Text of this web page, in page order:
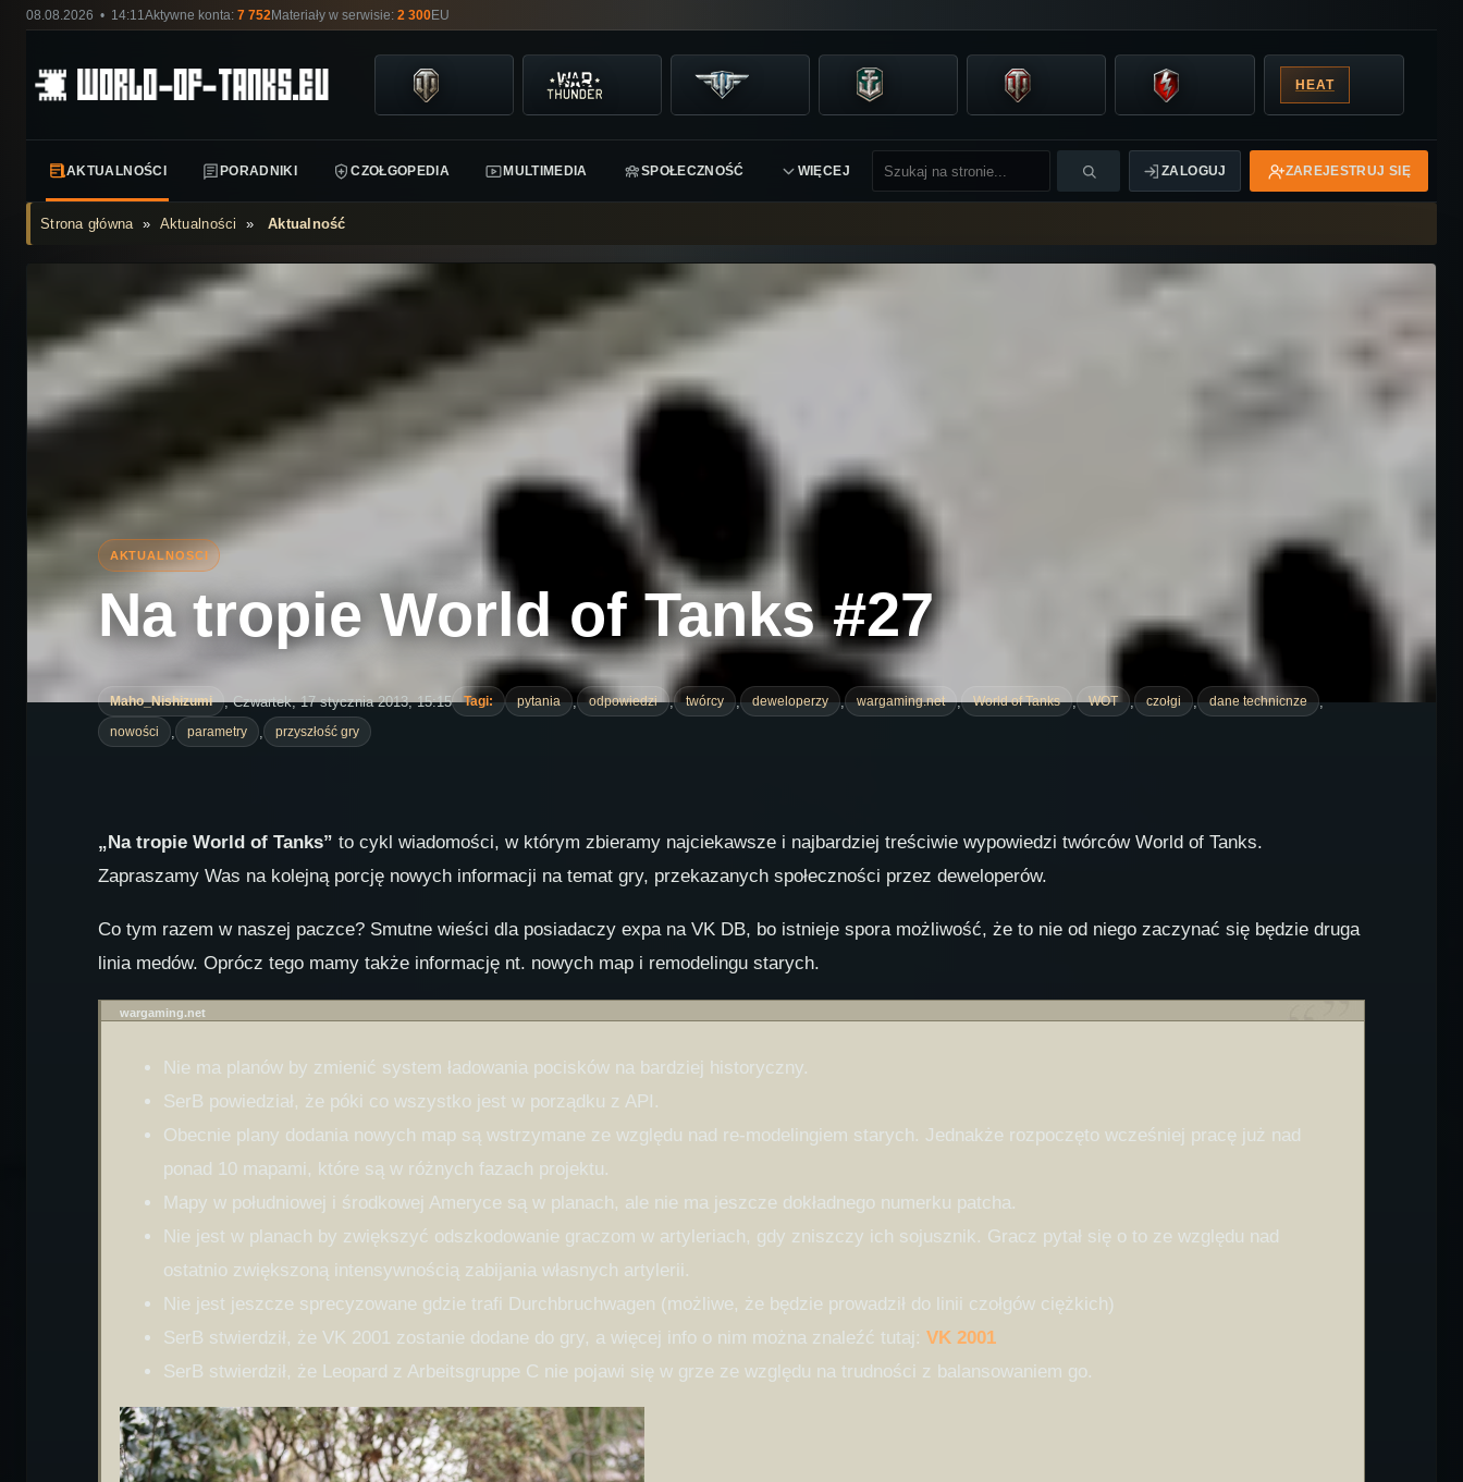
08.08.2026 • 14:11 Aktywne konta: 7 752Materiały w serwisie: 2 300EU
HEAT
AKTUALNOŚCI PORADNIKI CZOŁGOPEDIA MULTIMEDIA SPOŁECZNOŚĆ WIĘCEJ ZALOGUJ ZAREJESTRUJ SIĘ
Strona główna» Aktualności »Aktualność
Na tropie World of Tanks #27
Maho_Nishizumi , Czwartek, 17 stycznia 2013, 15:15 Tagi: pytania , odpowiedzi , twórcy , deweloperzy , wargaming.net , World of Tanks , WOT , czołgi , dane technicnze ,
nowości , parametry , przyszłość gry
„Na tropie World of Tanks” to cykl wiadomości, w którym zbieramy najciekawsze i najbardziej treściwie wypowiedzi twórców World of Tanks.
Zapraszamy Was na kolejną porcję nowych informacji na temat gry, przekazanych społeczności przez deweloperów.
Co tym razem w naszej paczce? Smutne wieści dla posiadaczy expa na VK DB, bo istnieje spora możliwość, że to nie od niego zaczynać się będzie druga
linia medów. Oprócz tego mamy także informację nt. nowych map i remodelingu starych.
wargaming.net
Nie ma planów by zmienić system ładowania pocisków na bardziej historyczny.
SerB powiedział, że póki co wszystko jest w porządku z API.
Obecnie plany dodania nowych map są wstrzymane ze względu nad re-modelingiem starych. Jednakże rozpoczęto wcześniej pracę już nad
ponad 10 mapami, które są w różnych fazach projektu.
Mapy w południowej i środkowej Ameryce są w planach, ale nie ma jeszcze dokładnego numerku patcha.
Nie jest w planach by zwiększyć odszkodowanie graczom w artyleriach, gdy zniszczy ich sojusznik. Gracz pytał się o to ze względu nad
ostatnio zwiększoną intensywnością zabijania własnych artylerii.
Nie jest jeszcze sprecyzowane gdzie trafi Durchbruchwagen (możliwe, że będzie prowadził do linii czołgów ciężkich)
SerB stwierdził, że VK 2001 zostanie dodane do gry, a więcej info o nim można znaleźć tutaj: VK 2001
SerB stwierdził, że Leopard z Arbeitsgruppe C nie pojawi się w grze ze względu na trudności z balansowaniem go.